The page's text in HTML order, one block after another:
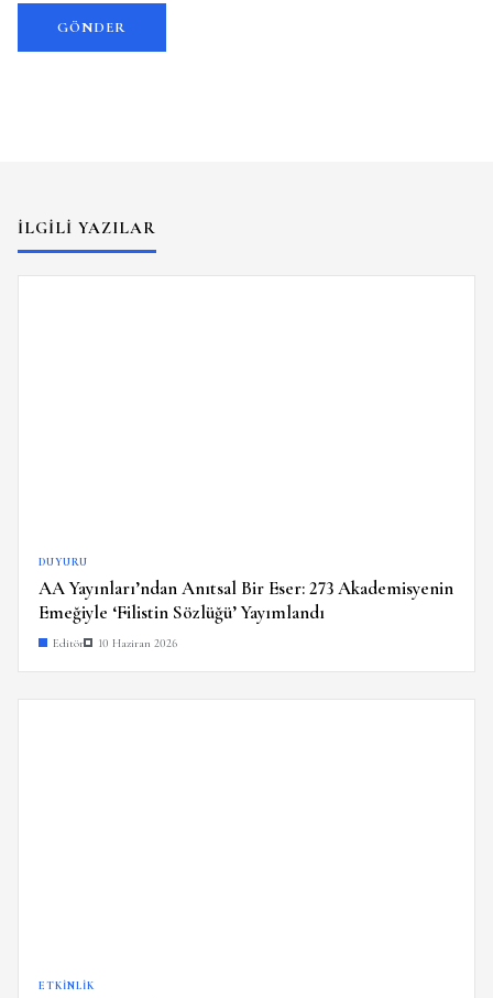
İLGILI YAZILAR
DUYURU
AA Yayınları’ndan Anıtsal Bir Eser: 273 Akademisyenin
Emeğiyle ‘Filistin Sözlüğü’ Yayımlandı
Editör 10 Haziran 2026
ETKINLIK